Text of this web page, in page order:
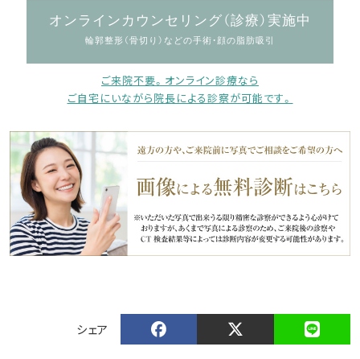
オンラインカウンセリング（診療）実施中
輪郭整形（骨切り）などの手術・顔の脂肪吸引
ご来院不要。オンライン診療なら
ご自宅にいながら院長による診察が可能です。
シェア